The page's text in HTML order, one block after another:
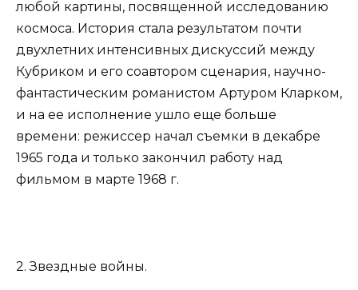
любой картины, посвященной исследованию
космоса. История стала результатом почти
двухлетних интенсивных дискуссий между
Кубриком и его соавтором сценария, научно-
фантастическим романистом Артуром Кларком,
и на ее исполнение ушло еще больше
времени: режиссер начал съемки в декабре
1965 года и только закончил работу над
фильмом в марте 1968 г.
2. Звездные войны.